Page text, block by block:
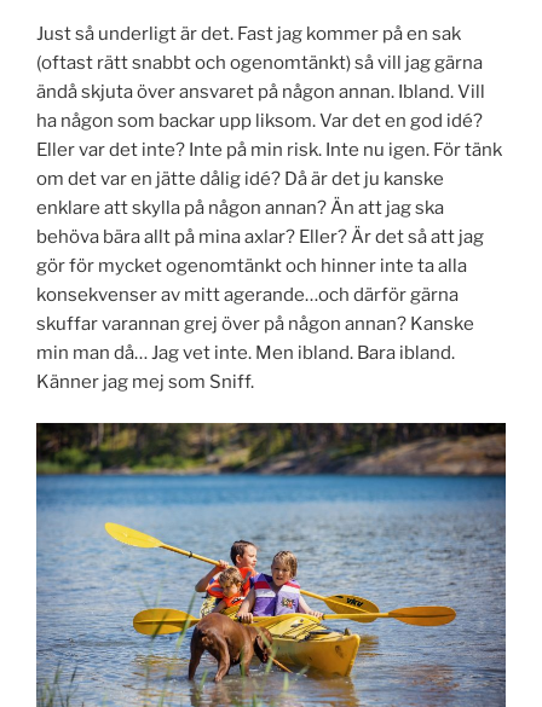
Just så underligt är det. Fast jag kommer på en sak
(oftast rätt snabbt och ogenomtänkt) så vill jag gärna
ändå skjuta över ansvaret på någon annan. Ibland. Vill
ha någon som backar upp liksom. Var det en god idé?
Eller var det inte? Inte på min risk. Inte nu igen. För tänk
om det var en jätte dålig idé? Då är det ju kanske
enklare att skylla på någon annan? Än att jag ska
behöva bära allt på mina axlar? Eller? Är det så att jag
gör för mycket ogenomtänkt och hinner inte ta alla
konsekvenser av mitt agerande…och därför gärna
skuffar varannan grej över på någon annan? Kanske
min man då… Jag vet inte. Men ibland. Bara ibland.
Känner jag mej som Sniff.